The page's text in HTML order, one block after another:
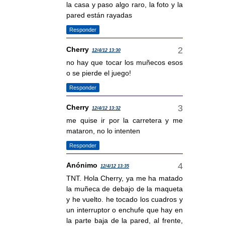
la casa y paso algo raro, la foto y la
pared están rayadas
Responder
Cherry 12/4/12 13:30
no hay que tocar los muñecos esos
o se pierde el juego!
Responder
Cherry 12/4/12 13:32
me quise ir por la carretera y me
mataron, no lo intenten
Responder
Anónimo 12/4/12 13:35
TNT. Hola Cherry, ya me ha matado
la muñeca de debajo de la maqueta
y he vuelto. he tocado los cuadros y
un interruptor o enchufe que hay en
la parte baja de la pared, al frente,